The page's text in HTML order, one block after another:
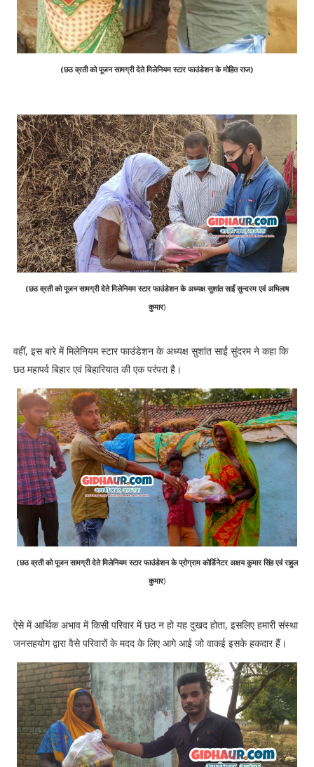
(छठ व्रती को पूजन सामग्री देते मिलेनियम स्टार फाउंडेशन के मोहित राज)
(छठ व्रती को पूजन सामग्री देते मिलेनियम स्टार फाउंडेशन के अध्यक्ष सुशांत साईं सुन्दरम एवं अभिलाष
कुमार)
वहीं, इस बारे में मिलेनियम स्टार फाउंडेशन के अध्यक्ष सुशांत साईं सुंदरम ने कहा कि
छठ महापर्व बिहार एवं बिहारियात की एक परंपरा है।
(छठ व्रती को पूजन सामग्री देते मिलेनियम स्टार फाउंडेशन के प्रोग्राम कोर्डिनेटर अक्षय कुमार सिंह एवं राहुल
कुमार)
ऐसे में आर्थिक अभाव में किसी परिवार में छठ न हो यह दुखद होता, इसलिए हमारी संस्था
जनसहयोग द्वारा वैसे परिवारों के मदद के लिए आगे आई जो वाकई इसके हकदार हैं।